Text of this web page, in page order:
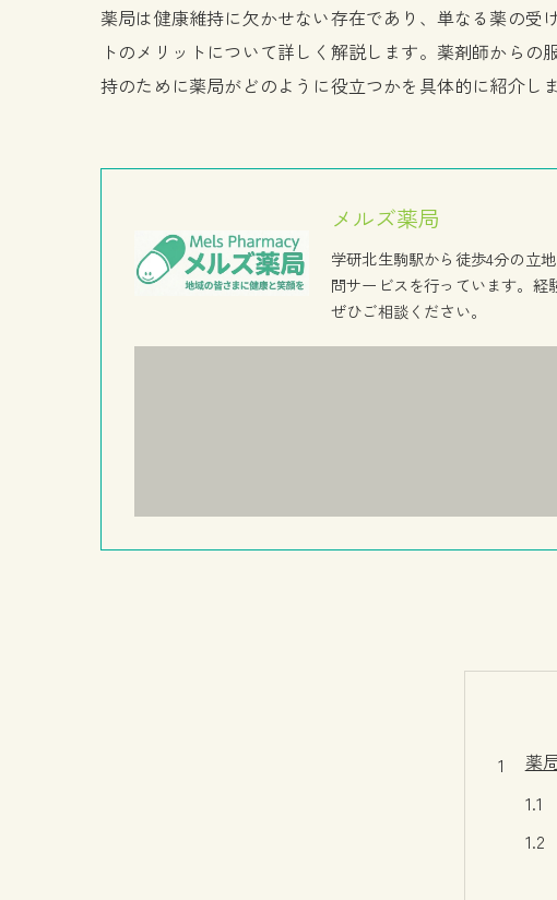
薬局は健康維持に欠かせない存在であり、単なる薬の
トのメリットについて詳しく解説します。薬剤師から
持のために薬局がどのように役立つかを具体的に紹介しま
メルズ薬局
学研北生駒駅から徒歩4分の立
問サービスを行っています。経
ぜひご相談ください。
薬